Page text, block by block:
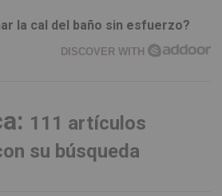
la cal del baño sin esfuerzo?
DISCOVER WITH
111 artículos
su búsqueda